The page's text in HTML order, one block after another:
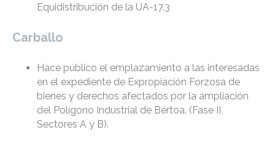
Equidistribución de la UA-17.3
Carballo
Hace público el emplazamiento a las interesadas
en el expediente de Expropiación Forzosa de
bienes y derechos afectados por la ampliación
del Polígono Industrial de Bértoa. (Fase II,
Sectores A y B).